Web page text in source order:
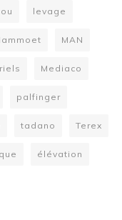
levage
MAN
Mediaco
palfinger
tadano Terex
élévation